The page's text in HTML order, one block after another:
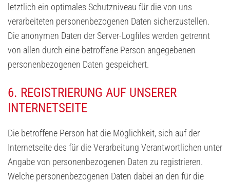
letztlich ein optimales Schutzniveau für die von uns
verarbeiteten personenbezogenen Daten sicherzustellen.
Die anonymen Daten der Server-Logfiles werden getrennt
von allen durch eine betroffene Person angegebenen
personenbezogenen Daten gespeichert.
6. REGISTRIERUNG AUF UNSERER
INTERNETSEITE
Die betroffene Person hat die Möglichkeit, sich auf der
Internetseite des für die Verarbeitung Verantwortlichen unter
Angabe von personenbezogenen Daten zu registrieren.
Welche personenbezogenen Daten dabei an den für die